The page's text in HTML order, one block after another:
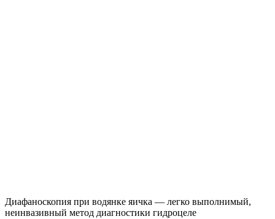
Диафаноскопия при водянке яичка — легко выполнимый,
неинвазивный метод диагностики гидроцеле